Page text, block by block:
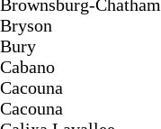
Brownsburg-Chatham
Bryson
Bury
Cabano
Cacouna
Cacouna